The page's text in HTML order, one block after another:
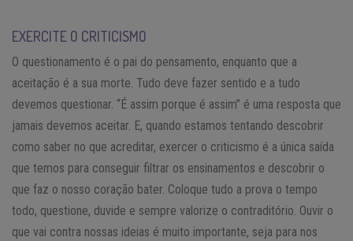
EXERCITE O CRITICISMO
O questionamento é o pai do pensamento, enquanto que a
aceitação é a sua morte. Tudo deve fazer sentido e a tudo
devemos questionar. “É assim porque é assim” é uma resposta que
jamais devemos aceitar. E, quando estamos tentando descobrir
como saber no que acreditar, exercer o criticismo é a única saída
que temos para conseguir filtrar os ensinamentos e descobrir o
que faz o nosso coração bater. Coloque tudo a prova o tempo
todo, questione, duvide e sempre valorize o contraditório. Ouvir o
que vai contra nossas ideias é muito importante, seja para nos